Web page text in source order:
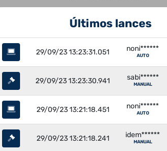
Últimos lances
29/09/23 13:23:31.051 noni******
AUTO
29/09/23 13:23:30.941 sabi******
MANUAL
29/09/23 13:21:18.451 noni******
AUTO
29/09/23 13:21:18.241 idem******
MANUAL